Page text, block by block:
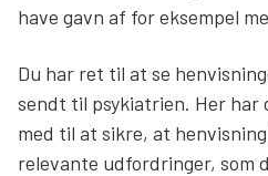
have gavn af for eksempel
Du har ret til at se
sendt til psykiatrien. Her
med til at sikre, at
relevante udfordringer, som